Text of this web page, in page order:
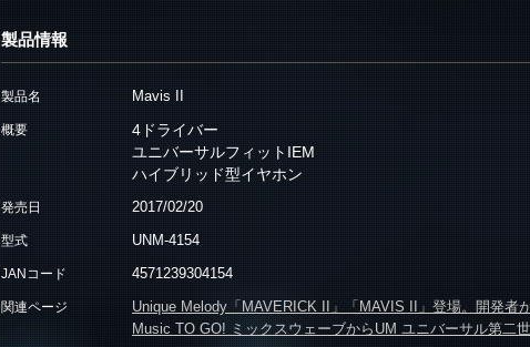
製品情報
製品名 Mavis II
概要
4ドライバー
ユニバーサルフィットIEM
ハイブリッド型イヤホン
発売日 2017/02/20
型式 UNM-4154
JANコード 4571239304154
関連ページ
Unique Melody「MAVERICK II」「MAVIS II」登場。開発者
Music TO GO! ミックスウェーブからUM ユニバーサル第二